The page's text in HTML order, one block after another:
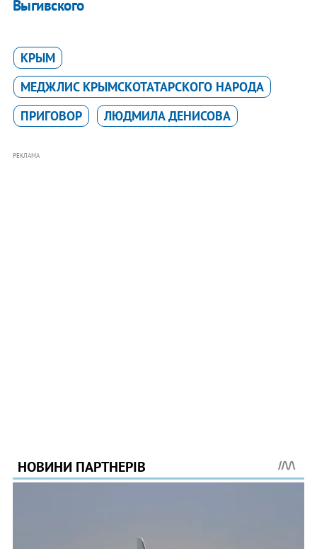
Выгивского
КРЫМ
МЕДЖЛИС КРЫМСКОТАТАРСКОГО НАРОДА
ПРИГОВОР
ЛЮДМИЛА ДЕНИСОВА
РЕКЛАМА